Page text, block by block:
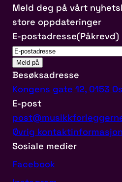
Meld deg på vårt
store oppdateringer
E-postadresse(Påkrevd)
Besøksadresse
Kongens gate 12, 0153
E-post
Øvrig kontaktinformasjon
Sosiale medier
Facebook